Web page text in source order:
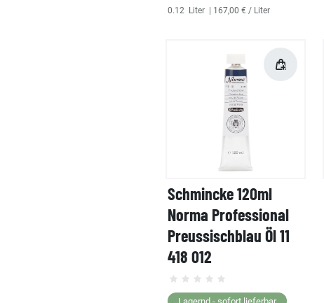
0.12 Liter | 167,00 € / Liter
Schmincke 120ml
Norma Professional
Preussischblau Öl 11
418 012